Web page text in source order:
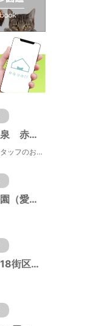
塩原温泉 赤沢温泉旅館
犬・猫スタッフのおもてニャしが魅力のひとつ♪大自然に囲まれた隠れ家的宿で癒やしの休日を。
白雲公園（愛知県名古屋市）
日吉第18街区公園（北海道函館市）